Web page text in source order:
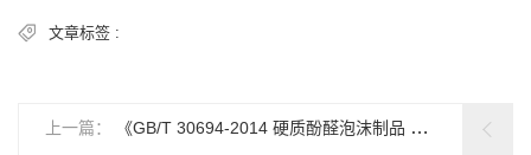
文章标签 :
上一篇： 《GB/T 30694-2014 硬质酚醛泡沫制品 甲醛释放量的测定》标准